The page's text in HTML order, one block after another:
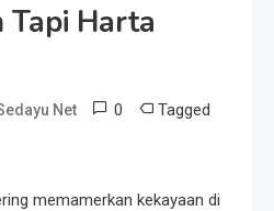
Tapi Harta
Net 0 Tagged
memamerkan kekayaan di